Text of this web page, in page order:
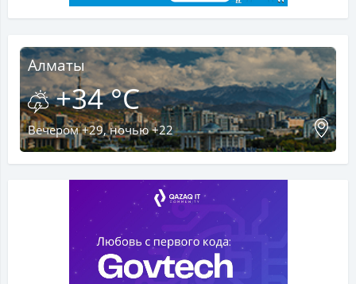
Алматы
+34 °C
Вечером +29, ночью +22